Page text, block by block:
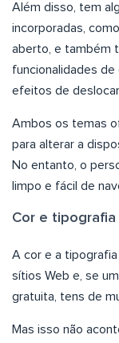
Além disso, tem
incorporadas,
aberto, e também
funcionalidades de
efeitos de
Ambos os temas
para alterar a
No entanto, o
limpo e fácil de
Cor e tipografia
A cor e a
sítios Web e, se
gratuita, tens de
Mas isso não